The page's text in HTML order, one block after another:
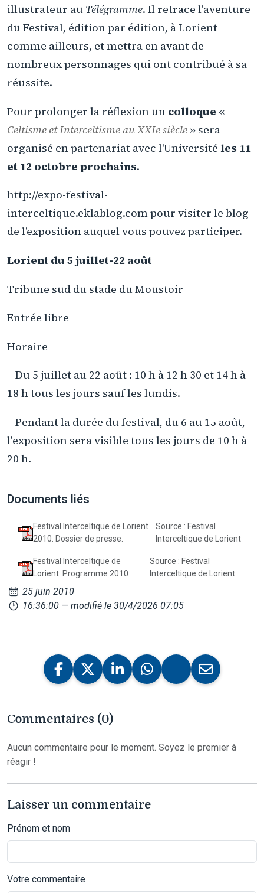
illustrateur au Télégramme. Il retrace l'aventure
du Festival, édition par édition, à Lorient
comme ailleurs, et mettra en avant de
nombreux personnages qui ont contribué à sa
réussite.
Pour prolonger la réflexion un colloque «
Celtisme et Interceltisme au XXIe siècle » sera
organisé en partenariat avec l'Université les 11
et 12 octobre prochains.
http://expo-festival-
interceltique.eklablog.com pour visiter le blog
de l’exposition auquel vous pouvez participer.
Lorient du 5 juillet-22 août
Tribune sud du stade du Moustoir
Entrée libre
Horaire
– Du 5 juillet au 22 août : 10 h à 12 h 30 et 14 h à
18 h tous les jours sauf les lundis.
– Pendant la durée du festival, du 6 au 15 août,
l'exposition sera visible tous les jours de 10 h à
20 h.
Documents liés
Festival Interceltique de Lorient
2010. Dossier de presse.
Source : Festival
Interceltique de Lorient
Festival Interceltique de
Lorient. Programme 2010
Source : Festival
Interceltique de Lorient
25 juin 2010
16:36:00 — modifié le 30/4/2026 07:05
Commentaires (0)
Aucun commentaire pour le moment. Soyez le premier à
réagir !
Laisser un commentaire
Prénom et nom
Votre commentaire